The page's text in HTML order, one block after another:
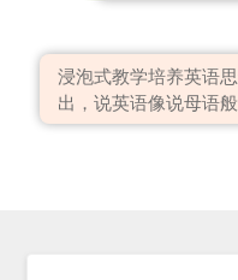
浸泡式教学培养英语
出，说英语像说母语般